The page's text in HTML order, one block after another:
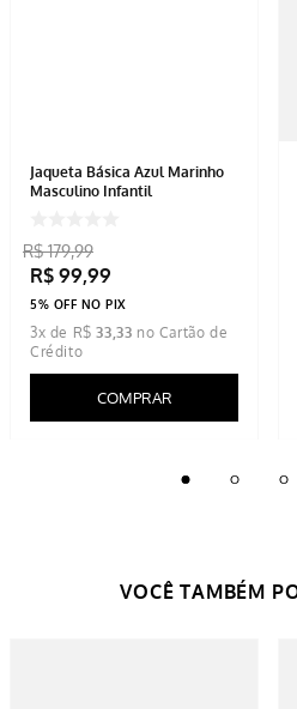
Jaqueta Básica Azul Marinho
Masculino Infantil
R$ 179,99
R$ 99,99
5% OFF NO PIX
3x de R$ 33 ,33
COMPRAR